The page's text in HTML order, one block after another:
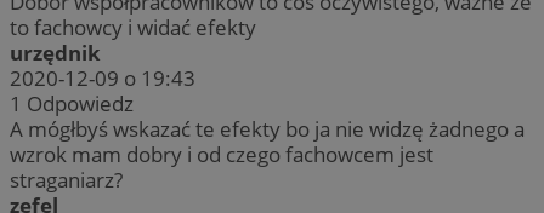
to fachowcy i widać efekty
urzędnik
2020-12-09 o 19:43
1 Odpowiedz
A mógłbyś wskazać te efekty bo ja nie widzę żadnego a
wzrok mam dobry i od czego fachowcem jest
straganiarz?
zefel